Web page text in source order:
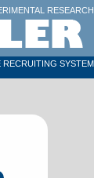
RESEARCH
RECRUITING SYSTEM